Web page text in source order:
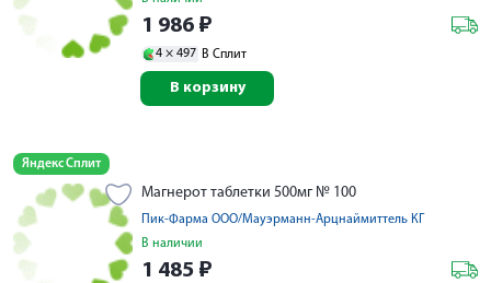
1 986 ₽
4 × 497 В Сплит
В корзину
Яндекс Сплит
Магнерот таблетки 500мг № 100
Пик-Фарма ООО/Мауэрманн-Арцнаймиттель КГ
В наличии
1 485 ₽